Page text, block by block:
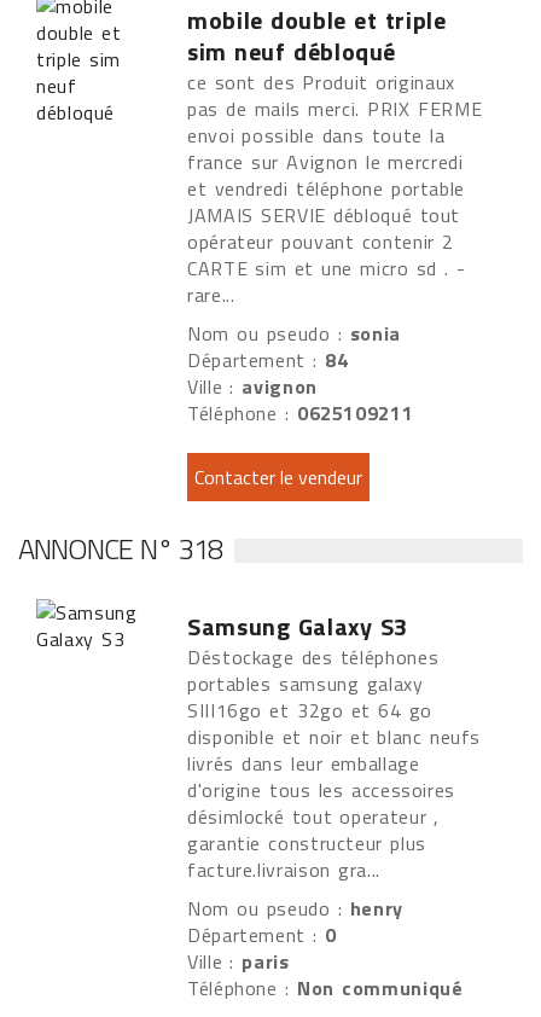
mobile double et triple
sim neuf débloqué
ce sont des Produit originaux
pas de mails merci. PRIX FERME
envoi possible dans toute la
france sur Avignon le mercredi
et vendredi téléphone portable
JAMAIS SERVIE débloqué tout
opérateur pouvant contenir 2
CARTE sim et une micro sd . -
rare...
Nom ou pseudo : sonia
Département : 84
Ville : avignon
Téléphone : 0625109211
ANNONCE N° 318
Samsung Galaxy S3
Déstockage des téléphones
portables samsung galaxy
SIII16go et 32go et 64 go
disponible et noir et blanc neufs
livrés dans leur emballage
d'origine tous les accessoires
désimlocké tout operateur ,
garantie constructeur plus
facture.livraison gra...
Nom ou pseudo : henry
Département : 0
Ville : paris
Téléphone : Non communiqué